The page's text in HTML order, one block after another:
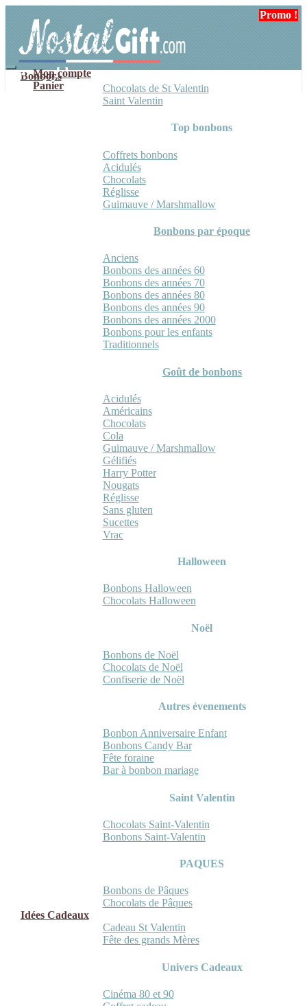
navigation
contenu
Mon compte
Panier
Bonbons
Chocolats de St Valentin
Saint Valentin
Top bonbons
Coffrets bonbons
Acidulés
Chocolats
Réglisse
Guimauve / Marshmallow
Bonbons par époque
Anciens
Bonbons des années 60
Bonbons des années 70
Bonbons des années 80
Bonbons des années 90
Bonbons des années 2000
Bonbons pour les enfants
Traditionnels
Goût de bonbons
Acidulés
Américains
Chocolats
Cola
Guimauve / Marshmallow
Gélifiés
Harry Potter
Nougats
Réglisse
Sans gluten
Sucettes
Vrac
Halloween
Bonbons Halloween
Chocolats Halloween
Noël
Bonbons de Noël
Chocolats de Noël
Confiserie de Noël
Autres évenements
Bonbon Anniversaire Enfant
Bonbons Candy Bar
Fête foraine
Bar à bonbon mariage
Saint Valentin
Chocolats Saint-Valentin
Bonbons Saint-Valentin
PAQUES
Bonbons de Pâques
Chocolats de Pâques
Idées Cadeaux
Cadeau St Valentin
Fête des grands Mères
Univers Cadeaux
Cinéma 80 et 90
Promo !
Promo !